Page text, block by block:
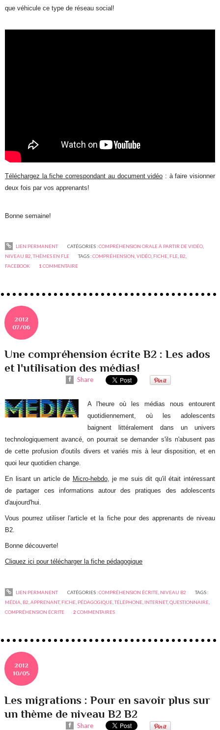
que véhicule ce type de réseau social!
Téléchargez la fiche correspondant au document vidéo : à faire visionner
deux fois par vos apprenants!
Bonne semaine!
LIEN PERMANENT CATÉGORIES :COMPRÉHENSION ORALE À PARTIR DE VIDÉO,
NIVEAU B2 ,THÈMES EN FLE TAGS :COMPRÉHENSION ,VIDÉO FICHE FLE B2
FACEBOOK
1 COMMENTAIRE
2012
07/06
Une compréhension écrite B2 : Les ados
et l'utilisation des médias!
Share
A l'heure où les médias nous entourent
quotidiennement, où les adolescents
baignent littéralement dans un univers
technologiquement avancé, on pourrait se demander s'ils n'abusent pas
de cette profusion d'outils divers et variés mis à leur disposition, et en
quoi leur quotidien change.
En lisant un article de Micro-hebdo, je me suis dit qu'il était intéressant
de partager ces informations autour des pratiques des adolescents
d'aujourd'hui.
Vous pourrez utiliser l'article et la fiche pour des apprenants de niveau
B2.
Bonne découverte!
Cliquez ici pour télécharger la fiche pédagogique
LIEN PERMANENT CATÉGORIES :COMPRÉHENSION ÉCRITE, NIVEAU B2
TAGS :
MÉDIA B2 ,APPRENANT, FICHE PÉDAGOGIQUE ,TÉLÉPHONE INTERNET,QUESTIONNAIRE
COMPRÉHENSION ÉCRITE
2 COMMENTAIRES
2012
10/05
Les migrations : Pour en savoir plus sur
un thème de niveau B2 B2
Share